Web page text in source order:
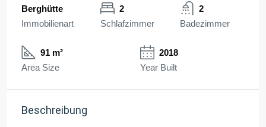
Berghütte
Immobilienart
2
Schlafzimmer
2
Badezimmer
91 m²
Area Size
2018
Year Built
Beschreibung